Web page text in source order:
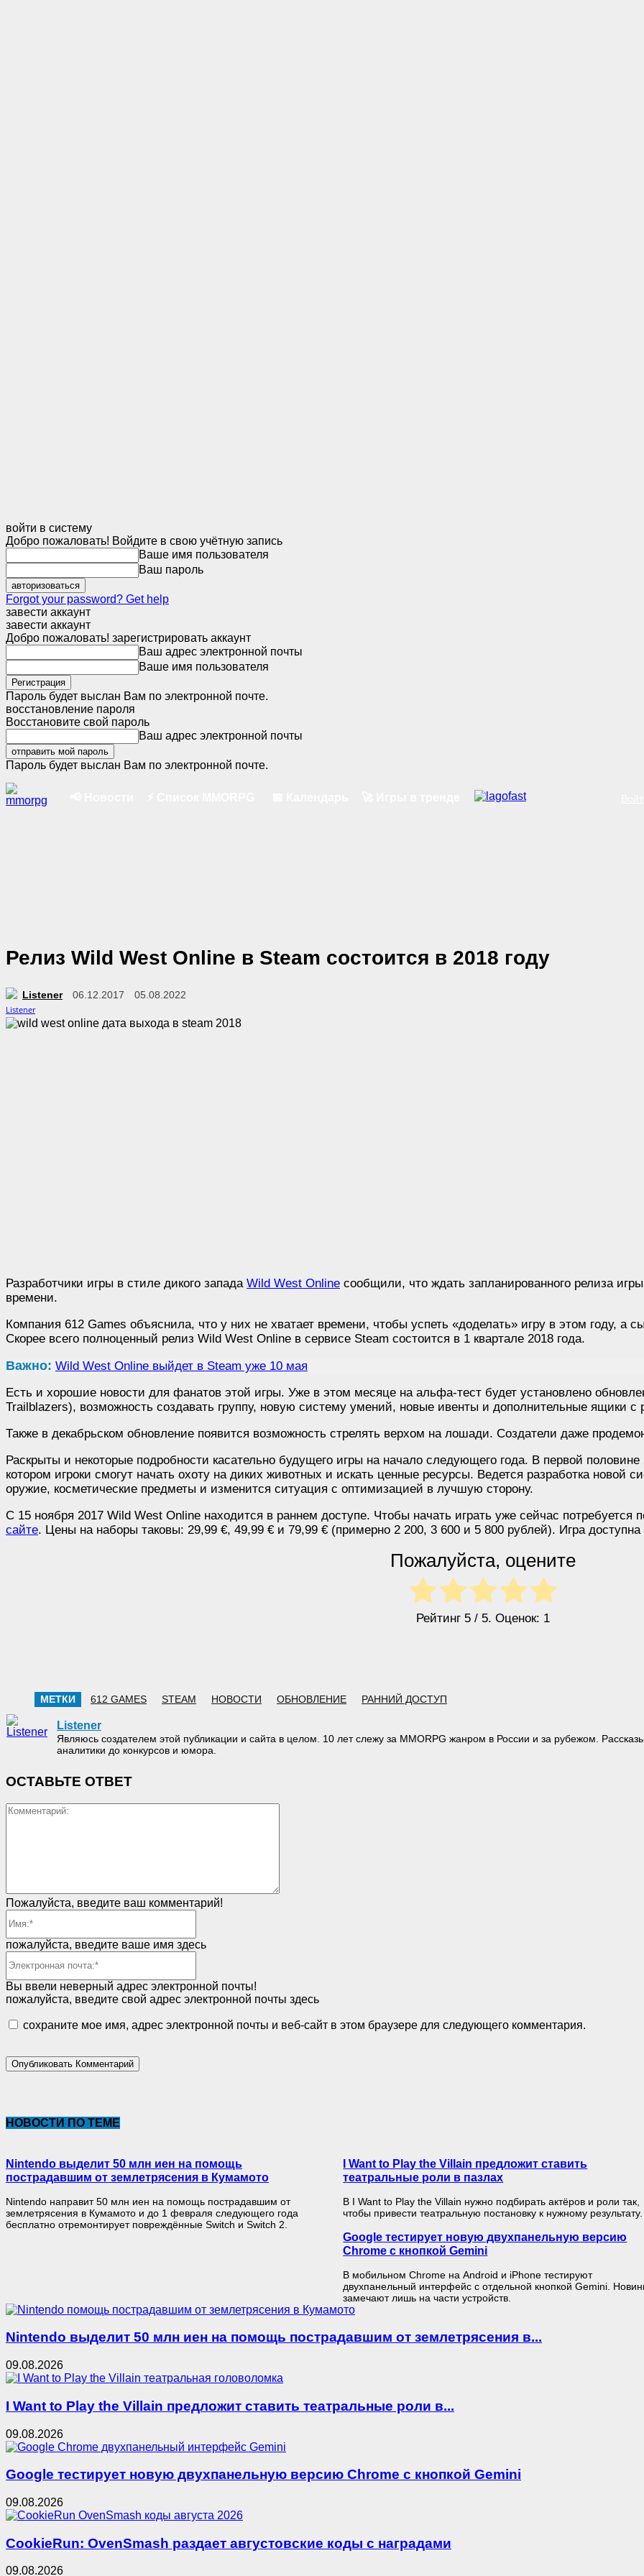
войти в систему
Добро пожаловать! Войдите в свою учётную запись
Ваше имя пользователя
Ваш пароль
Forgot your password? Get help
завести аккаунт
завести аккаунт
Добро пожаловать! зарегистрировать аккаунт
Ваш адрес электронной почты
Ваше имя пользователя
Пароль будет выслан Вам по электронной почте.
восстановление пароля
Восстановите свой пароль
Ваш адрес электронной почты
Пароль будет выслан Вам по электронной почте.
Релиз Wild West Online в Steam состоится в 2018 году
Listener 06.12.2017 05.08.2022
Разработчики игры в стиле дикого запада Wild West Online сообщили, что ждать запланированного релиза
времени.
Компания 612 Games объяснила, что у них не хватает времени, чтобы успеть «доделать» игру в этом году, а
Скорее всего полноценный релиз Wild West Online в сервисе Steam состоится в 1 квартале 2018 года.
Важно: Wild West Online выйдет в Steam уже 10 мая
Есть и хорошие новости для фанатов этой игры. Уже в этом месяце на альфа-тест будет установлено
Trailblazers), возможность создавать группу, новую систему умений, новые ивенты и дополнительные ящики
Также в декабрьском обновление появится возможность стрелять верхом на лошади. Создатели даже
Раскрыты и некоторые подробности касательно будущего игры на начало следующего года. В первой
котором игроки смогут начать охоту на диких животных и искать ценные ресурсы. Ведется разработка новой
оружие, косметические предметы и изменится ситуация с оптимизацией в лучшую сторону.
С 15 ноября 2017 Wild West Online находится в раннем доступе. Чтобы начать играть уже сейчас потребуется
сайте. Цены на наборы таковы: 29,99 €, 49,99 € и 79,99 € (примерно 2 200, 3 600 и 5 800 рублей). Игра
Пожалуйста, оцените
Рейтинг 5 / 5. Оценок: 1
МЕТКИ 612 GAMES STEAM НОВОСТИ ОБНОВЛЕНИЕ РАННИЙ ДОСТУП
Listener
Являюсь создателем этой публикации и сайта в целом. 10 лет слежу за MMORPG жанром в России и за рубежом.
аналитики до конкурсов и юмора.
ОСТАВЬТЕ ОТВЕТ
Пожалуйста, введите ваш комментарий!
пожалуйста, введите ваше имя здесь
Вы ввели неверный адрес электронной почты!
пожалуйста, введите свой адрес электронной почты здесь
сохраните мое имя, адрес электронной почты и веб-сайт в этом браузере для следующего комментария.
НОВОСТИ ПО ТЕМЕ
Nintendo выделит 50 млн иен на помощь
пострадавшим от землетрясения в Кумамото
Nintendo направит 50 млн иен на помощь пострадавшим от
землетрясения в Кумамото и до 1 февраля следующего года
бесплатно отремонтирует повреждённые Switch и Switch 2.
I Want to Play the Villain предложит ставить
театральные роли в пазлах
В I Want to Play the Villain нужно подбирать актёров и роли так,
чтобы привести театральную постановку к нужному результату.
Google тестирует новую двухпанельную версию
Chrome с кнопкой Gemini
В мобильном Chrome на Android и iPhone тестируют
двухпанельный интерфейс с отдельной кнопкой Gemini.
замечают лишь на части устройств.
Nintendo выделит 50 млн иен на помощь пострадавшим от землетрясения в...
09.08.2026
I Want to Play the Villain предложит ставить театральные роли в...
09.08.2026
Google тестирует новую двухпанельную версию Chrome с кнопкой Gemini
09.08.2026
CookieRun: OvenSmash раздает августовские коды с наградами
09.08.2026